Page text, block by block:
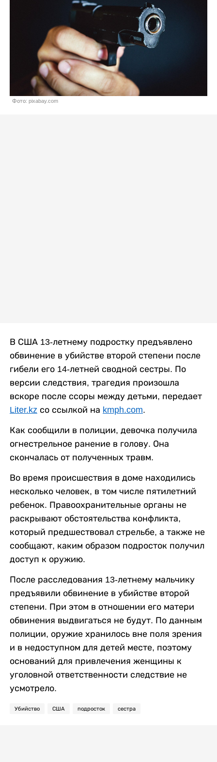
Фото: pixabay.com
В США 13-летнему подростку предъявлено
обвинение в убийстве второй степени после
гибели его 14-летней сводной сестры. По
версии следствия, трагедия произошла
вскоре после ссоры между детьми, передает
Liter.kz со ссылкой на kmph.com.
Как сообщили в полиции, девочка получила
огнестрельное ранение в голову. Она
скончалась от полученных травм.
Во время происшествия в доме находились
несколько человек, в том числе пятилетний
ребенок. Правоохранительные органы не
раскрывают обстоятельства конфликта,
который предшествовал стрельбе, а также не
сообщают, каким образом подросток получил
доступ к оружию.
После расследования 13-летнему мальчику
предъявили обвинение в убийстве второй
степени. При этом в отношении его матери
обвинения выдвигаться не будут. По данным
полиции, оружие хранилось вне поля зрения
и в недоступном для детей месте, поэтому
оснований для привлечения женщины к
уголовной ответственности следствие не
усмотрело.
Убийство США подросток сестра